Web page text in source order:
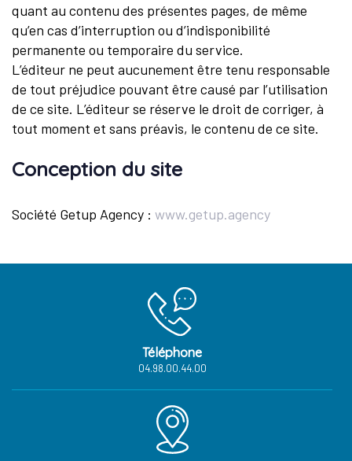
quant au contenu des présentes pages, de même
qu’en cas d’interruption ou d’indisponibilité
permanente ou temporaire du service.
L’éditeur ne peut aucunement être tenu responsable
de tout préjudice pouvant être causé par l’utilisation
de ce site. L’éditeur se réserve le droit de corriger, à
tout moment et sans préavis, le contenu de ce site.
Conception du site
Société Getup Agency : www.getup.agency
Téléphone
04.98.00.44.00